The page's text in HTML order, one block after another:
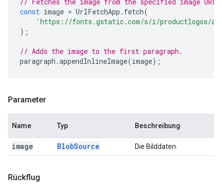
const image = UrlFetchApp . fetch(
'https://fonts.gstatic.com/s/i/productlogos/
);
// Adds the image to the first paragraph.
paragraph .appendInlineImage(image);
Parameter
Name Typ Beschreibung
image BlobSource Die Bilddaten.
Rückflug